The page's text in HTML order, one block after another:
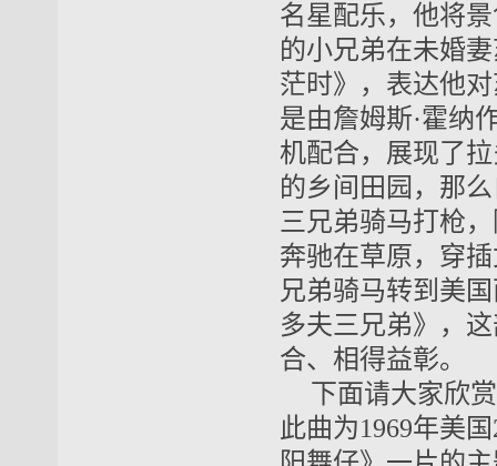
名星配乐，他将
的小兄弟在未婚
茫时》，表达他
是由詹姆斯·霍纳
机配合，展现了
的乡间田园，那
三兄弟骑马打枪
奔驰在草原，穿
兄弟骑马转到美
多夫三兄弟》，
合、相得益彰。
下面请大家欣
此曲为1969年美